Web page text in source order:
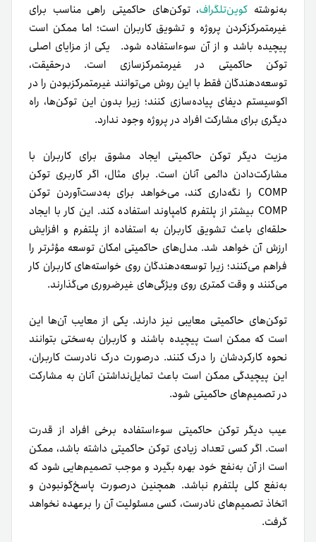
به‌نوشته کوین‌تلگراف، توکن‌های حاکمیتی راهی مناسب برای
غیرمتمرکز‌کردن پروژه و تشویق کاربران است؛ اما ممکن است
پیچیده باشد و از آن‌ سوءاستفاده شود. یکی از مزایای اصلی
توکن حاکمیتی در غیرمتمرکزسازی است. درحقیقت،
توسعه‌دهندگان فقط با این روش می‌توانند غیرمتمرکز‌بودن را در
اکوسیستم دیفای پیاده‌سازی کنند؛ زیرا بدون این توکن‌ها، راه
دیگری برای مشارکت افراد در پروژه وجود ندارد.
مزیت دیگر توکن حاکمیتی ایجاد مشوق برای کاربران با
مشارکت‌دادن دائمی آنان است. برای مثال، اگر کاربری توکن
COMP را نگه‌داری کند، می‌خواهد برای به‌دست‌آوردن توکن
COMP بیشتر از پلتفرم کامپاوند استفاده کند. این کار با ایجاد
حلقه‌ای باعث تشویق کاربران به استفاده از پلتفرم و افزایش
ارزش آن خواهد شد.مدل‌های حاکمیتی امکان توسعه مؤثرتر را
فراهم می‌کنند؛ زیرا توسعه‌دهندگان روی خواسته‌های کاربران کار
می‌کنند و وقت کمتری روی ویژگی‌های غیرضروری می‌گذارند.
توکن‌های حاکمیتی معایبی نیز دارند. یکی از معایب آن‌ها این
است که ممکن است پیچیده باشند و کاربران به‌سختی بتوانند
نحوه کارکردشان را درک کنند. در‌صورت درک نادرست کاربران،
این پیچیدگی ممکن است باعث تمایل‌نداشتن آنان به مشارکت
در تصمیم‌های حاکمیتی شود.
عیب دیگر توکن حاکمیتی سوءاستفاده برخی افراد از قدرت
است. اگر کسی تعداد زیادی توکن حاکمیتی داشته باشد، ممکن
است از آن به‌نفع خود بهره بگیرد و موجب تصمیم‌هایی شود که
به‌نفع کلی پلتفرم نباشد. همچنین در‌صورت پاسخ‌گونبودن و
اتخاذ تصمیم‌های نادرست، کسی مسئولیت آن را برعهده نخواهد
گرفت.